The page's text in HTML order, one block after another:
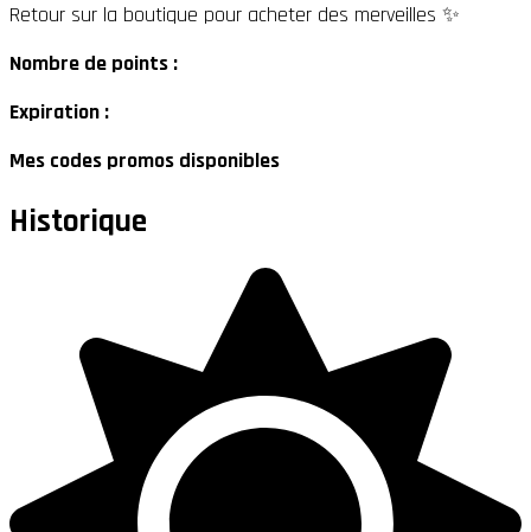
Retour sur la boutique pour acheter des merveilles ✨
Nombre de points :
Expiration :
Mes codes promos disponibles
Historique